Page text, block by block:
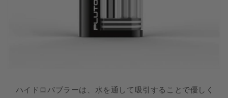
ハイドロバブラーは、水を通して吸引することで優しく